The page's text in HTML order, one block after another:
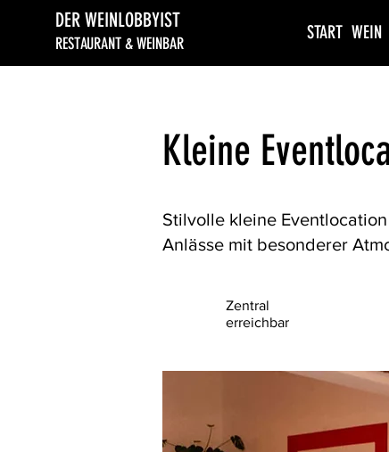
DER WEINLOBBYIST
RESTAURANT & WEINBAR
START WEIN
Kleine
Stilvolle kleine
Anlässe mit besonderer
Zentral
erreichbar